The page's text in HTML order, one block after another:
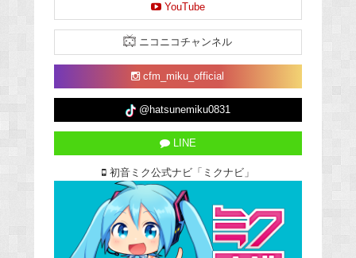
YouTube
ニコニコチャンネル
cfm_miku_official
@hatsunemiku0831
LINE
初音ミク公式ナビ「ミクナビ」